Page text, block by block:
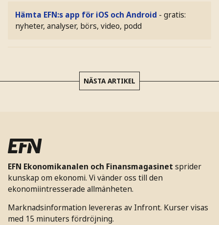
Hämta EFN:s app för iOS och Android - gratis:
nyheter, analyser, börs, video, podd
NÄSTA ARTIKEL
EFN Ekonomikanalen och Finansmagasinet sprider
kunskap om ekonomi. Vi vänder oss till den
ekonomiintresserade allmänheten.
Marknadsinformation levereras av Infront. Kurser visas
med 15 minuters fördröjning.